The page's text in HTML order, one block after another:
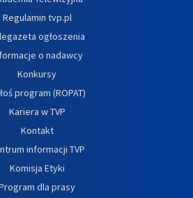
Regulamin tvp.pl
ogłoszenia
o nadawcy
Konkursy
program (ROPAT)
Kariera w TVP
Kontakt
informacji TVP
Komisja Etyki
dla prasy